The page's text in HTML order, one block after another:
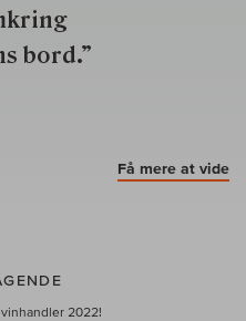
bord.”
Få mere at vide
2022!